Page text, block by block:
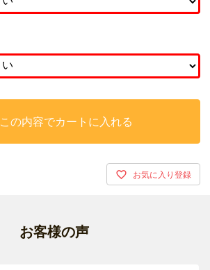
この内容でカートに入れる
お客様の声